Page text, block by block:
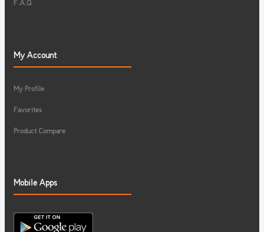
F.A.Q
My Account
My Profile
Favorites
Product Compare
Mobile Apps